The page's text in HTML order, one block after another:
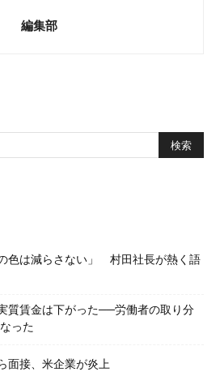
編集部
色は減らさない」 村田社長が熱く語
質賃金は下がった──労働者の取り分
った
面接、米企業が炎上